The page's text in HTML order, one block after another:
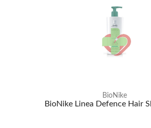
BioNike
BioNike Linea Defence Hair